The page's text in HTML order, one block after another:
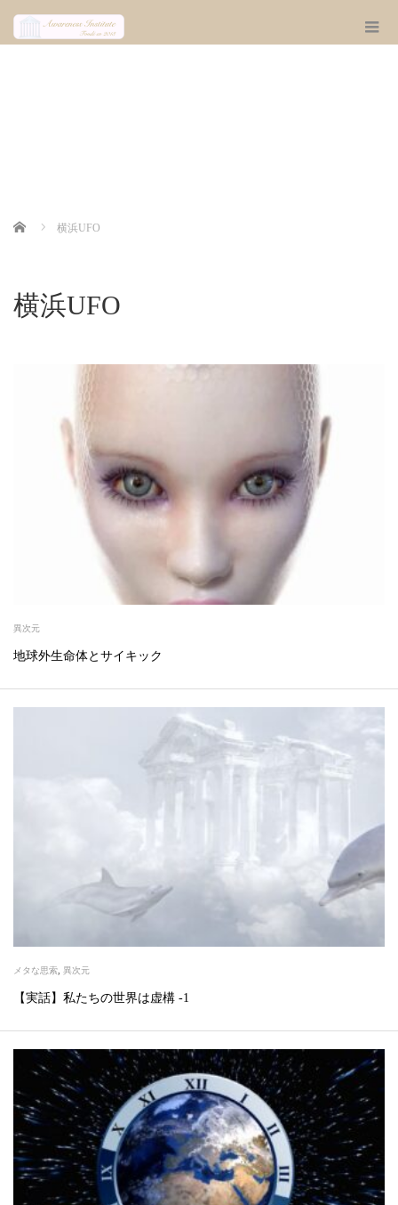
Home 横浜UFO
横浜UFO
異次元
地球外生命体とサイキック
メタな思索, 異次元
【実話】私たちの世界は虚構 -1